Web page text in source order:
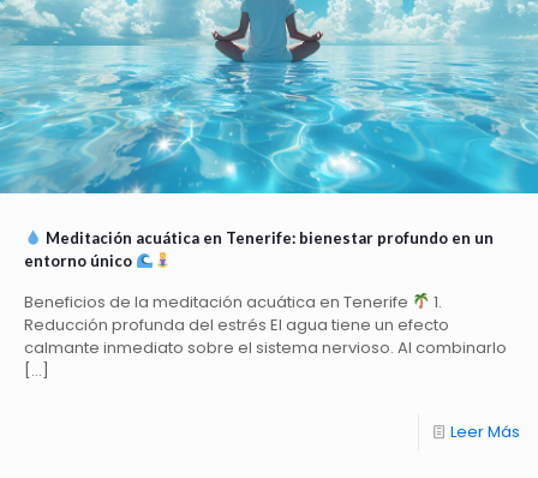
Meditación acuática en Tenerife: bienestar profundo en un
entorno único
Beneficios de la meditación acuática en Tenerife
1.
Reducción profunda del estrés El agua tiene un efecto
calmante inmediato sobre el sistema nervioso. Al combinarlo
[…]
Leer Más